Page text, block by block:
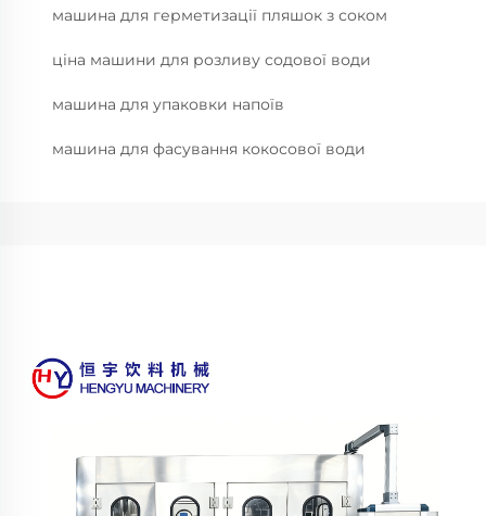
машина для герметизації пляшок з соком
ціна машини для розливу содової води
машина для упаковки напоїв
машина для фасування кокосової води